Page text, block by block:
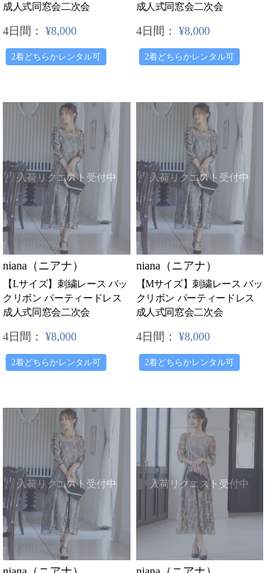
成人式同窓会二次会
4日間： ¥8,000
2着どちらかレンタル可
成人式同窓会二次会
4日間： ¥8,000
2着どちらかレンタル可
入荷リクエスト受付中
niana（ニアナ）
【Lサイズ】刺繍レース バッ
クリボン パーティードレス
成人式同窓会二次会
4日間： ¥8,000
2着どちらかレンタル可
入荷リクエスト受付中
niana（ニアナ）
【Mサイズ】刺繍レース バッ
クリボン パーティードレス
成人式同窓会二次会
4日間： ¥8,000
2着どちらかレンタル可
入荷リクエスト受付中 入荷リクエスト受付中